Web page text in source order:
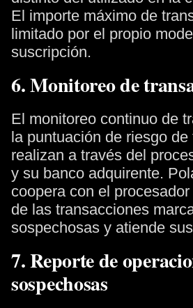
El importe máximo de
limitado por el propio
suscripción.
6. Monitoreo de
El monitoreo continuo de
la puntuación de riesgo de
realizan a través del
y su banco adquirente.
coopera con el
de las transacciones
sospechosas y atiende
7. Reporte de
sospechosas